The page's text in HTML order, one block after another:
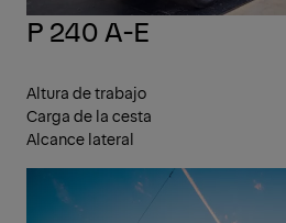
P 240 A-E
Altura de trabajo
Carga de la cesta
Alcance lateral